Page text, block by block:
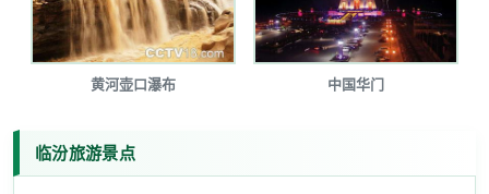
黄河壶口瀑布 中国华门
临汾旅游景点